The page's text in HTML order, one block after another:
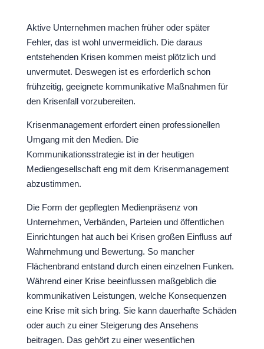
Aktive Unternehmen machen früher oder später
Fehler, das ist wohl unvermeidlich. Die daraus
entstehenden Krisen kommen meist plötzlich und
unvermutet. Deswegen ist es erforderlich schon
frühzeitig, geeignete kommunikative Maßnahmen für
den Krisenfall vorzubereiten.
Krisenmanagement erfordert einen professionellen
Umgang mit den Medien. Die
Kommunikationsstrategie ist in der heutigen
Mediengesellschaft eng mit dem Krisenmanagement
abzustimmen.
Die Form der gepflegten Medienpräsenz von
Unternehmen, Verbänden, Parteien und öffentlichen
Einrichtungen hat auch bei Krisen großen Einfluss auf
Wahrnehmung und Bewertung. So mancher
Flächenbrand entstand durch einen einzelnen Funken.
Während einer Krise beeinflussen maßgeblich die
kommunikativen Leistungen, welche Konsequenzen
eine Krise mit sich bring. Sie kann dauerhafte Schäden
oder auch zu einer Steigerung des Ansehens
beitragen. Das gehört zu einer wesentlichen